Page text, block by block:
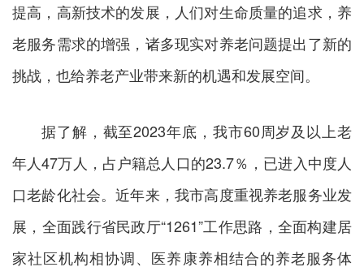
提高，高新技术的发展，人们对生命质量的追求，养
老服务需求的增强，诸多现实对养老问题提出了新的
挑战，也给养老产业带来新的机遇和发展空间。
据了解，截至2023年底，我市60周岁及以上老
年人47万人，占户籍总人口的23.7％，已进入中度人
口老龄化社会。近年来，我市高度重视养老服务业发
展，全面践行省民政厅“1261”工作思路，全面构建居
家社区机构相协调、医养康养相结合的养老服务体